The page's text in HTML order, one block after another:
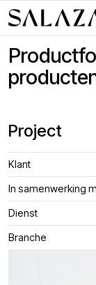
Project
Klant
In samenwerking
Dienst
Branche